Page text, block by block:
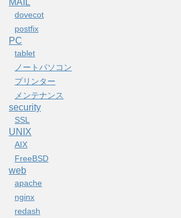
MAIL
dovecot
postfix
PC
tablet
ノートパソコン
プリンター
メンテナンス
security
SSL
UNIX
AIX
FreeBSD
web
apache
nginx
redash